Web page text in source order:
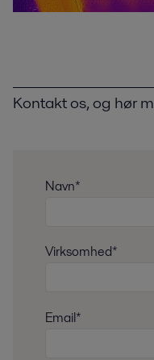
Kontakt os, og hør
Navn*
Virksomhed*
Email*